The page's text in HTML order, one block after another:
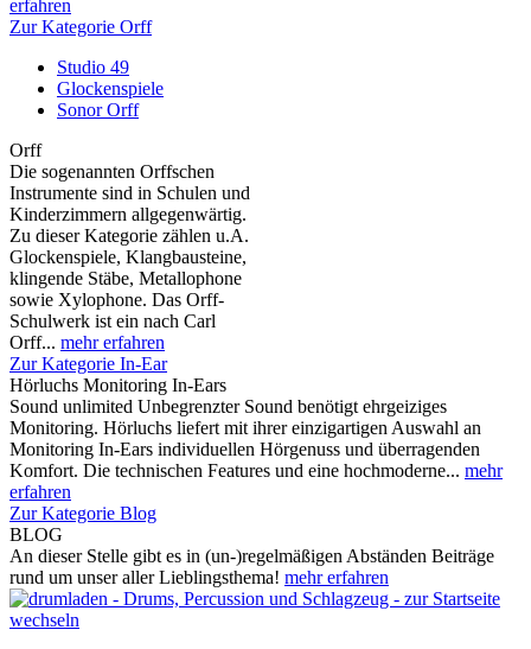
erfahren
Zur Kategorie Orff
Studio 49
Glockenspiele
Sonor Orff
Orff
Die sogenannten Orffschen
Instrumente sind in Schulen und
Kinderzimmern allgegenwärtig.
Zu dieser Kategorie zählen u.A.
Glockenspiele, Klangbausteine,
klingende Stäbe, Metallophone
sowie Xylophone. Das Orff-
Schulwerk ist ein nach Carl
Orff... mehr erfahren
Zur Kategorie In-Ear
Hörluchs Monitoring In-Ears
Sound unlimited Unbegrenzter Sound benötigt ehrgeiziges
Monitoring. Hörluchs liefert mit ihrer einzigartigen Auswahl an
Monitoring In-Ears individuellen Hörgenuss und überragenden
Komfort. Die technischen Features und eine hochmoderne... mehr
erfahren
Zur Kategorie Blog
BLOG
An dieser Stelle gibt es in (un-)regelmäßigen Abständen Beiträge
rund um unser aller Lieblingsthema! mehr erfahren